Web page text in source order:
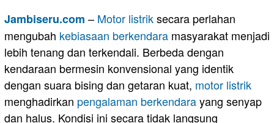
Jambiseru.com – Motor listriksecara perlahan
mengubah kebiasaan berkendara masyarakat menjadi
lebih tenang dan terkendali. Berbeda dengan
kendaraan bermesin konvensional yang identik
dengan suara bising dan getaran kuat, motor listrik
menghadirkan pengalaman berkendarayang senyap
dan halus. Kondisi ini secara tidak langsung